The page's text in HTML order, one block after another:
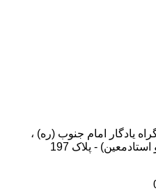
یادگار امام جنوب (ره) ،
- پلاک 197